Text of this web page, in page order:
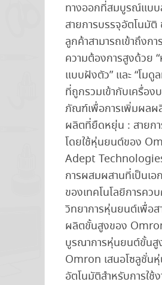
ทางออกที่สมบูรณ์แบบ
สายการบรรจุอัตโนมัติ
ลูกค้าสามารถเข้าถึงก
ความต้องการสูงด้วย
แบบฝังตัว” และ “โมดู
ที่ถูกรวมเข้ากับเครื่อง
ภัณฑ์เพื่อการเพิ่มผลผ
ผลิตที่ยืดหยุ่น : สายก
โดยใช้หุ่นยนต์ของ
Adept
การผสมผสานที่เป็นเ
ของเทคโนโลยีการคว
วิทยาการหุ่นยนต์เพื่อส
ผลิตขั้นสูงของ
บูรณาการหุ่นยนต์ขั้นสู
Omron เสนอโซลูชั่น
อัตโนมัติสำหรับการใช้